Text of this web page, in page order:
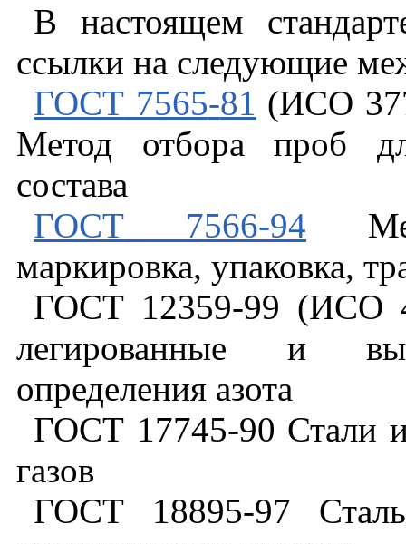
В
настоящем
ссылки на следующие
ГОСТ7565-81 (ИСО
Метод
отбора проб
состава
ГОСТ7566-94
маркировка, упаковка,
ГОСТ12359-99 (ИСО
легированные
и
определения азота
ГОСТ17745-90 Стали
газов
ГОСТ18895-97
Сталь